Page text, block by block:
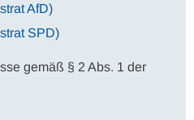
AfD)
SPD)
gemäß § 2 Abs. 1 der